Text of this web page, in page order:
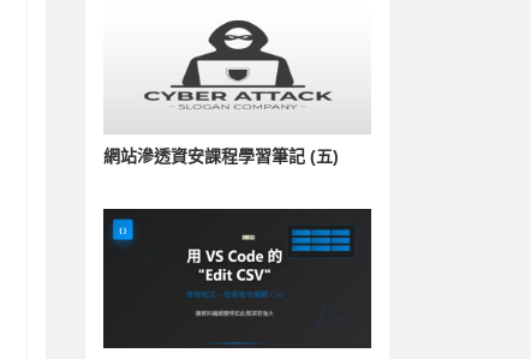
網站滲透資安課程學習筆記 (五)